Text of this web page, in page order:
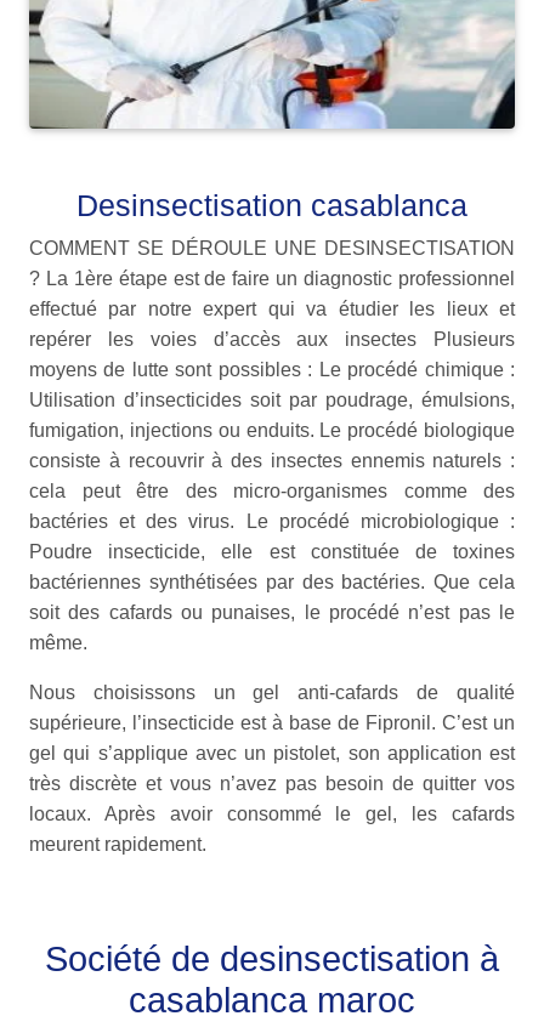
Desinsectisation casablanca
COMMENT SE DÉROULE UNE DESINSECTISATION
? La 1ère étape est de faire un diagnostic professionnel
effectué par notre expert qui va étudier les lieux et
repérer les voies d’accès aux insectes Plusieurs
moyens de lutte sont possibles : Le procédé chimique :
Utilisation d’insecticides soit par poudrage, émulsions,
fumigation, injections ou enduits. Le procédé biologique
consiste à recouvrir à des insectes ennemis naturels :
cela peut être des micro-organismes comme des
bactéries et des virus. Le procédé microbiologique :
Poudre insecticide, elle est constituée de toxines
bactériennes synthétisées par des bactéries. Que cela
soit des cafards ou punaises, le procédé n’est pas le
même.
Nous choisissons un gel anti-cafards de qualité
supérieure, l’insecticide est à base de Fipronil. C’est un
gel qui s’applique avec un pistolet, son application est
très discrète et vous n’avez pas besoin de quitter vos
locaux. Après avoir consommé le gel, les cafards
meurent rapidement.
Société de desinsectisation à
casablanca maroc